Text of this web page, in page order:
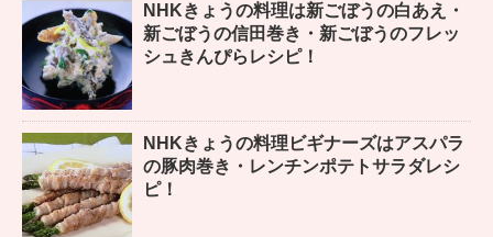
NHKきょうの料理は新ごぼうの白あえ・
新ごぼうの信田巻き・新ごぼうのフレッ
シュきんぴらレシピ！
NHKきょうの料理ビギナーズはアスパラ
の豚肉巻き・レンチンポテトサラダレシ
ピ！